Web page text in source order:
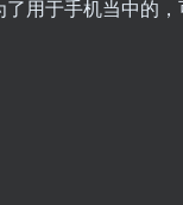
用于手机当中的